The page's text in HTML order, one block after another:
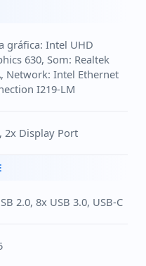
gráfica: Intel UHD
630, Som: Realtek
Network: Intel Ethernet
I219-LM
2x Display Port
2.0, 8x USB 3.0, USB-C